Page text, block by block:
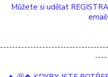
Můžete si udělat